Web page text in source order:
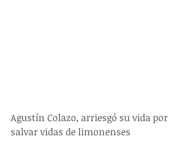
Agustín Colazo, arriesgó su vida por
salvar vidas de limonenses